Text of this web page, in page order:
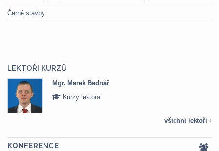
Černé stavby
LEKTOŘI KURZŮ
Mgr. Marek Bednář
Kurzy lektora
všichni lektoři
KONFERENCE